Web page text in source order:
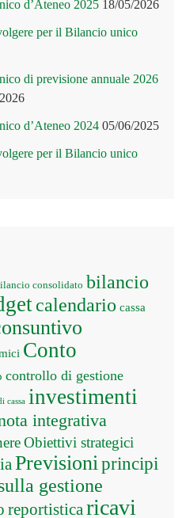
d’Ateneo 2025 18/05/2026
per il Bilancio unico
di previsione annuale 2026
d’Ateneo 2024 05/06/2025
per il Bilancio unico
consolidato bilancio
calendario cassa
Conto
controllo di gestione
cassa investimenti
integrativa
Obiettivi strategici
Previsioniprincipi
gestione
reportisticaricavi